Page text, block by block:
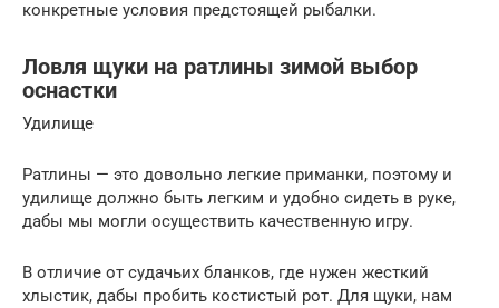
конкретные условия предстоящей рыбалки.
Ловля щуки на ратлины зимой выбор
оснастки
Удилище
Ратлины — это довольно легкие приманки, поэтому и
удилище должно быть легким и удобно сидеть в руке,
дабы мы могли осуществить качественную игру.
В отличие от судачьих бланков, где нужен жесткий
хлыстик, дабы пробить костистый рот. Для щуки, нам